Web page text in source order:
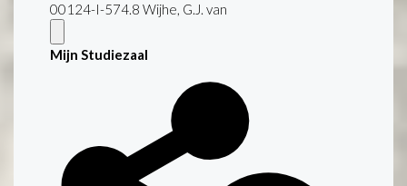
00124-I-574.8 Wijhe, G.J. van
Mijn Studiezaal